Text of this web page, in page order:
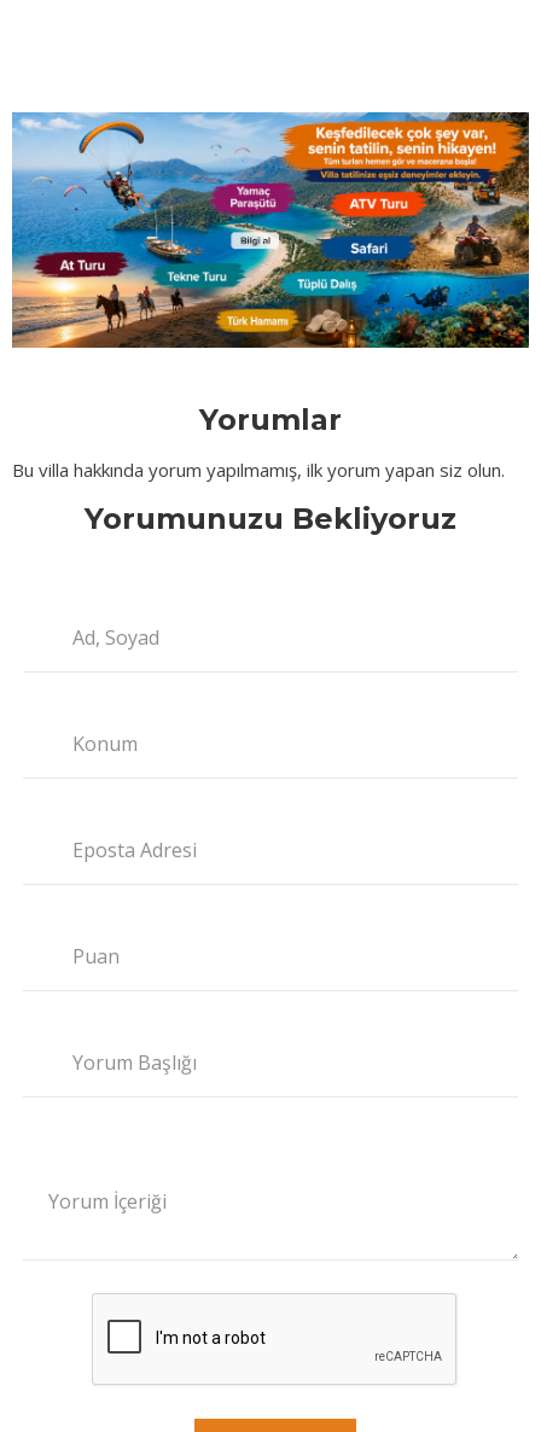
Yorumlar
Bu villa hakkında yorum yapılmamış, ilk yorum yapan siz olun.
Yorumunuzu Bekliyoruz
Ad, Soyad
Konum
Eposta Adresi
Puan
Yorum Başlığı
Yorum İçeriği